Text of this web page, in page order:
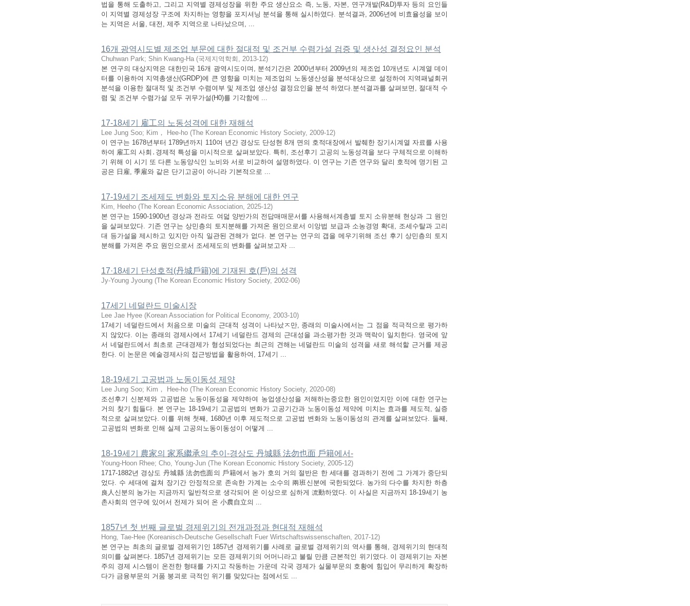
법을 통해 도출하고, 그리고 지역별 경제성장을 위한 주요 생산요소 즉, 노동, 자본, 연구개발(R&D)투자 등의 요인들
이 지역별 경제성장 구조에 차지하는 영향을 포지셔닝 분석을 통해 실시하였다. 분석결과, 2006년에 비효율성을 보이
는 지역은 서울, 대전, 제주 지역으로 나타났으며, ...
16개 광역시도별 제조업 부문에 대한 절대적 및 조건부 수렴가설 검증 및 생산성 결정요인 분석
Chuhwan Park; Shin Kwang-Ha (국제지역학회 , 2013-12)
본 연구의 대상지역은 대한민국 16개 광역시도이며, 분석기간은 2000년부터 2009년의 제조업 10개년도 시계열 데이
터를 이용하여 지역총생산(GRDP)에 큰 영향을 미치는 제조업의 노동생산성을 분석대상으로 설정하여 지역패널회귀
분석을 이용한 절대적 및 조건부 수렴여부 및 제조업 생산성 결정요인을 분석 하였다.분석결과를 살펴보면, 절대적 수
렴 및 조건부 수렴가설 모두 귀무가설(H0)를 기각함에 ...
17-18세기 雇工의 노동성격에 대한 재해석
Lee Jung Soo; Kim， Hee-ho (The Korean Economic History Society, 2009-12)
이 연구는 1678년부터 1789년까지 110여 년간 경상도 단성현 8개 면의 호적대장에서 발췌한 장기시계열 자료를 사용
하여 雇工의 사회․경제적 특성을 미시적으로 살펴보았다. 특히, 조선후기 고공의 노동성격을 보다 구체적으로 이해하
기 위해 이 시기 또 다른 노동양식인 노비와 서로 비교하여 설명하였다. 이 연구는 기존 연구와 달리 호적에 명기된 고
공은 日雇, 季雇와 같은 단기고공이 아니라 기본적으로 ...
17-19세기 조세제도 변화와 토지소유 분해에 대한 연구
Kim, Heeho (The Korean Economic Association, 2025-12)
본 연구는 1590-1900년 경상과 전라도 여덟 양반가의 전답매매문서를 사용해서계층별 토지 소유분해 현상과 그 원인
을 살펴보았다. 기존 연구는 상민층의 토지분해를 가져온 원인으로서 이앙법 보급과 소농경영 확대, 조세수탈과 고리
대 등가설을 제시하고 있지만 아직 일관된 견해가 없다. 본 연구는 연구의 갭을 메우기위해 조선 후기 상민층의 토지
분해를 가져온 주요 원인으로서 조세제도의 변화를 살펴보고자 ...
17·18세기 단성호적(丹城戶籍)에 기재된 호(戶)의 성격
Jy-Young Jyoung (The Korean Economic History Society, 2002-06)
17세기 네덜란드 미술시장
Lee Jae Hyee (Korean Association for Political Economy, 2003-10)
17세기 네덜란드에서 처음으로 미술의 근대적 성격이 나타났ㅈ만, 종래의 미술사에서는 그 점을 적극적으로 평가하
지 않았다. 이는 종래의 경제사에서 17세기 네덜란드 경제의 근대성을 과소평가한 것과 맥락이 일치한다. 영국에 앞
서 네덜란드에서 최초로 근대경제가 형성되었다는 최근의 견해는 네덜란드 미술의 성격을 새로 해석할 근거를 제공
한다. 이 논문은 예술경제사의 접근방법을 활용하여, 17세기 ...
18-19세기 고공법과 노동이동성 제약
Lee Jung Soo; Kim， Hee-ho (The Korean Economic History Society, 2020-08)
조선후기 신분제와 고공법은 노동이동성을 제약하여 농업생산성을 저해하는중요한 원인이었지만 이에 대한 연구는
거의 찾기 힘들다. 본 연구는 18-19세기 고공법의 변화가 고공기간과 노동이동성 제약에 미치는 효과를 제도적, 실증
적으로 살펴보았다. 이를 위해 첫째, 1680년 이후 제도적으로 고공법 변화와 노동이동성의 관계를 살펴보았다. 둘째,
고공법의 변화로 인해 실제 고공의노동이동성이 어떻게 ...
18-19세기 農家의 家系繼承의 추이-경상도 丹城縣 法勿也面 戶籍에서-
Young-Hoon Rhee; Cho, Young-Jun (The Korean Economic History Society, 2005-12)
1717-1882년 경상도 丹城縣 法勿也面의 戶籍에서 농가 호의 거의 절반은 한 세대를 경과하기 전에 그 가계가 중단되
었다. 수 세대에 걸쳐 장기간 안정적으로 존속한 가계는 소수의 兩班신분에 국한되었다. 농가의 다수를 차지한 하층
良人신분의 농가는 지금까지 일반적으로 생각되어 온 이상으로 심하게 流動하였다. 이 사실은 지금까지 18-19세기 농
촌사회의 연구에 있어서 전제가 되어 온 小農自立의 ...
1857년 첫 번째 글로벌 경제위기의 전개과정과 현대적 재해석
Hong, Tae-Hee (Koreanisch-Deutsche Gesellschaft Fuer Wirtschaftswissenschaften, 2017-12)
본 연구는 최초의 글로벌 경제위기인 1857년 경제위기를 사례로 글로벌 경제위기의 역사를 통해, 경제위기의 현대적
의미를 살펴본다. 1857년 경제위기는 모든 경제위기의 어머니라고 불릴 만큼 근본적인 위기였다. 이 경제위기는 자본
주의 경제 시스템이 온전한 형태를 가지고 작동하는 가운데 각국 경제가 실물부문의 호황에 힘입어 무리하게 확장하
다가 금융부문의 거품 붕괴로 극적인 위기를 맞았다는 점에서도 ...